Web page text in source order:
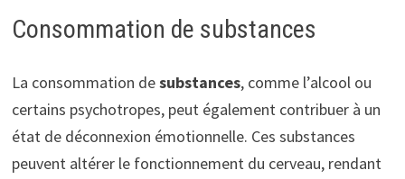
Consommation de substances
La consommation desubstances, comme l’alcool ou
certains psychotropes, peut également contribuer à un
état de déconnexion émotionnelle. Ces substances
peuvent altérer le fonctionnement du cerveau, rendant